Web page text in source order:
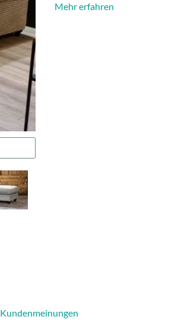
Mehr erfahren
Kundenmeinungen